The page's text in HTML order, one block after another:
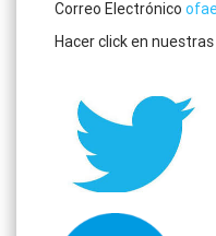
Correo Electrónico
Hacer click en